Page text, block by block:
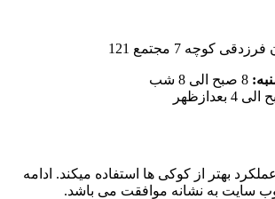
کوچه 7 مجتمع 121
8 صبح الی 8 شب
بهتر از کوکی ها استفاده میکند. ادامه
وب سایت به نشانه موافقت می باشد.